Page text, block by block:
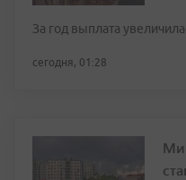
За год выплата
сегодня, 01:28